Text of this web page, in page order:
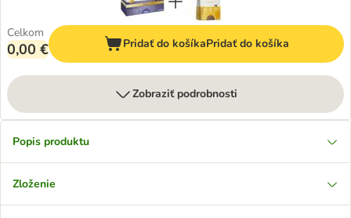
Celkom
0,00 € Pridať do košíkaPridať do košíka
Zobraziť podrobnosti
Popis produktu
Zloženie